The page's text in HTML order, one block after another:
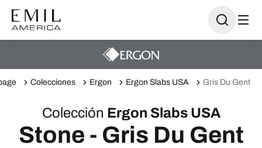
Colecciones Ergon Ergon Slabs USA Gris Du Gent
Colección Ergon Slabs USA
Stone - Gris Du Gent